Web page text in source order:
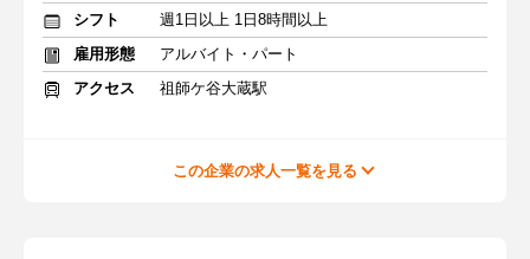
シフト
週1日以上 1日8時間以上
雇用形態
アルバイト・パート
アクセス
祖師ケ谷大蔵駅
この企業の求人一覧を見る